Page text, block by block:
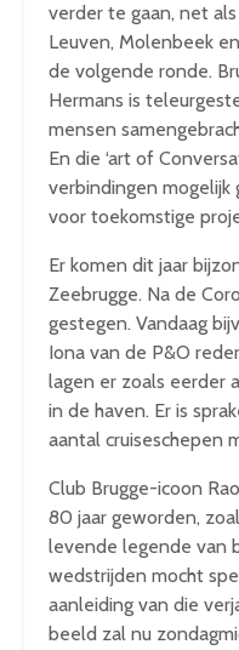
verder te gaan, net
Leuven, Molenbeek
de volgende ronde.
Hermans is
mensen
En die ‘art of
verbindingen mogelijk
voor toekomstige
Er komen dit jaar
Zeebrugge. Na de
gestegen. Vandaag
Iona van de P&O
lagen er zoals eerder
in de haven. Er is
aantal cruiseschepen
Club Brugge-icoon
80 jaar geworden,
levende legende van
wedstrijden mocht
aanleiding van die
beeld zal nu